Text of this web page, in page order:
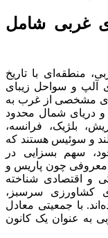
غربی شامل
منطقه‌ای با تاریخ
آلپ و سواحل زیبای
مشخصی از غرب به
دریای شمال محدود
بلژیک، فرانسه،
و سوئیس هستند که
سهم بسزایی در
معروفی چون پاریس و
و اقتصادی شناخته
کشاورزی سرسبز،
با جمعیتی معادل
به عنوان یک کانون